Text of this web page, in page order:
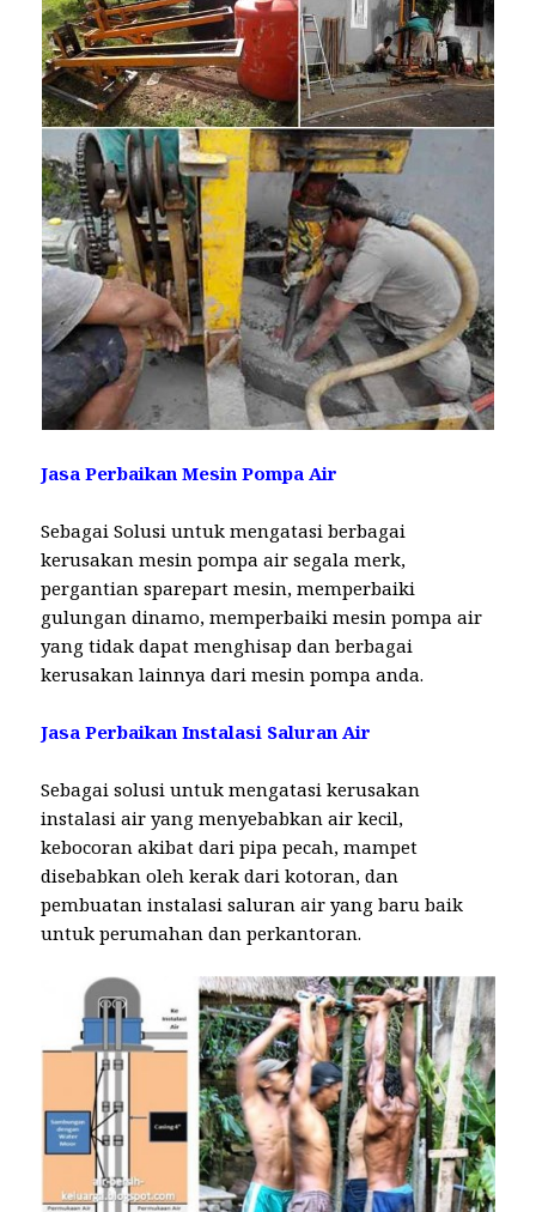
Jasa Perbaikan Mesin Pompa Air
Sebagai Solusi untuk mengatasi berbagai
kerusakan mesin pompa air segala merk,
pergantian sparepart mesin, memperbaiki
gulungan dinamo, memperbaiki mesin pompa air
yang tidak dapat menghisap dan berbagai
kerusakan lainnya dari mesin pompa anda.
Jasa Perbaikan Instalasi Saluran Air
Sebagai solusi untuk mengatasi kerusakan
instalasi air yang menyebabkan air kecil,
kebocoran akibat dari pipa pecah, mampet
disebabkan oleh kerak dari kotoran, dan
pembuatan instalasi saluran air yang baru baik
untuk perumahan dan perkantoran.